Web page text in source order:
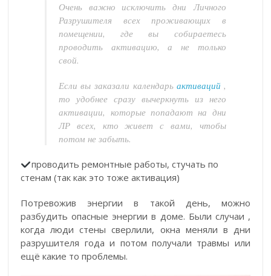
Очень важно исключить дни Личного
Разрушителя всех проживающих в
помещении, где вы собираетесь
проводить активацию, а не только
свой.
Если вы заказали календарь активаций ,
то удобнее сразу вычеркнуть из него
активации, которые попадают на дни
ЛР всех, кто живет с вами, чтобы
потом не забыть.
проводить ремонтные работы, стучать по
стенам (так как это тоже активация)
Потревожив энергии в такой день, можно
разбудить опасные энергии в доме. Были случаи ,
когда люди стены сверлили, окна меняли в дни
разрушителя года и потом получали травмы или
ещё какие то проблемы.